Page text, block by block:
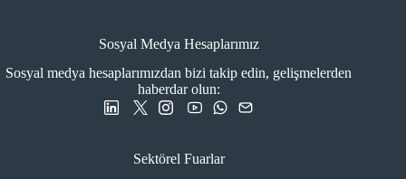
Sosyal Medya Hesaplarımız
Sosyal medya hesaplarımızdan bizi takip edin, gelişmelerden
haberdar olun:
Sektörel Fuarlar